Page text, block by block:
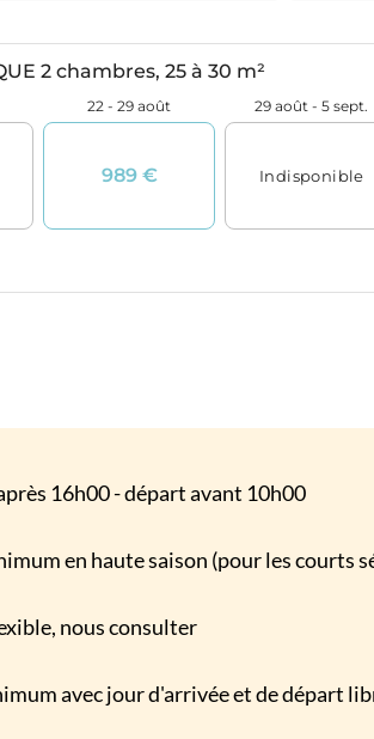
16h00 - départ avant 10h00
en haute saison (pour les courts
nous consulter
avec jour d'arrivée et de départ